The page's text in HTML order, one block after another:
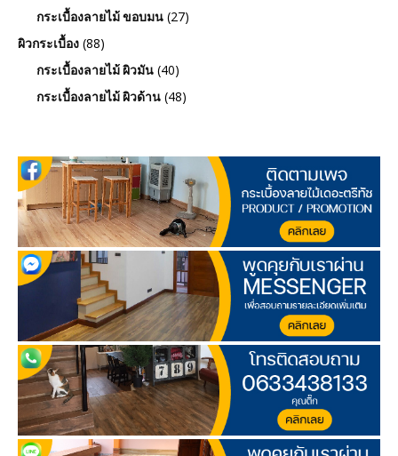
กระเบื้องลายไม้ ขอบมน (27)
ผิวกระเบื้อง (88)
กระเบื้องลายไม้ ผิวมัน (40)
กระเบื้องลายไม้ ผิวด้าน (48)